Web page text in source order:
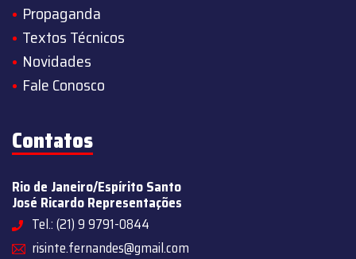
Propaganda
Textos Técnicos
Novidades
Fale Conosco
Contatos
Rio de Janeiro/Espírito Santo
José Ricardo Representações
Tel.: (21) 9 9791-0844
risinte.fernandes@gmail.com